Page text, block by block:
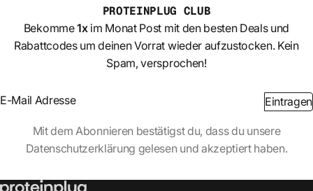
PROTEINPLUG CLUB
Bekomme1xim Monat Post mit den besten Deals und
Rabattcodes um deinen Vorrat wieder aufzustocken. Kein
Spam, versprochen!
Section Eintragen
AbschnittMit dem Abonnieren bestätigst du, dass du unsere
Datenschutzerklärung gelesen und akzeptiert haben.